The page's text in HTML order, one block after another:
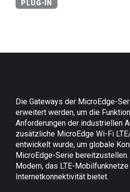
PLUG-IN
Die Gateways der MicroEdge-
erweitert werden, um die
Anforderungen der industriellen
zusätzliche MicroEdge Wi-Fi
entwickelt wurde, um globale
MicroEdge-Serie
Modem, das LTE-
Internetkonnektivität bietet.